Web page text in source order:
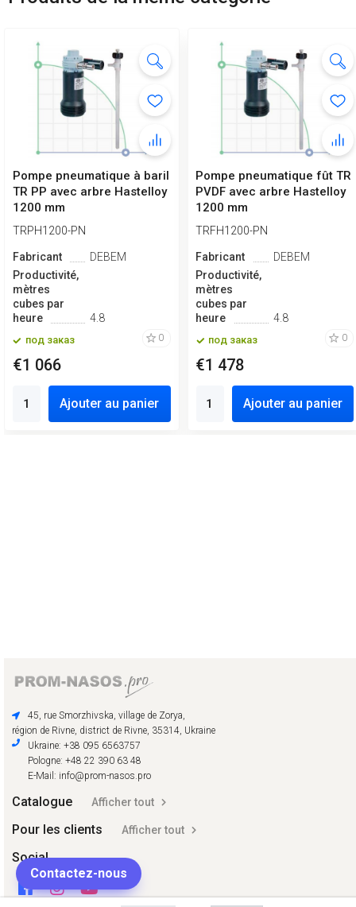
Pompe pneumatique à baril
TR PP avec arbre Hastelloy
1200 mm
TRPH1200-PN
Fabricant
DEBEM
Productivité,
mètres
cubes par
heure
4.8
под заказ 0
€1 066
Ajouter au panier
Pompe pneumatique fût TR
PVDF avec arbre Hastelloy
1200 mm
TRFH1200-PN
Fabricant
DEBEM
Productivité,
mètres
cubes par
heure
4.8
под заказ 0
€1 478
Ajouter au panier
45, rue Smorzhivska, village de Zorya,
région de Rivne, district de Rivne, 35314, Ukraine
Ukraine: +38 095 6563757
Pologne: +48 22 390 63 48
E-Mail: info@prom-nasos.pro
Catalogue Afficher tout
Pour les clients Afficher tout
Social
Contactez-nous